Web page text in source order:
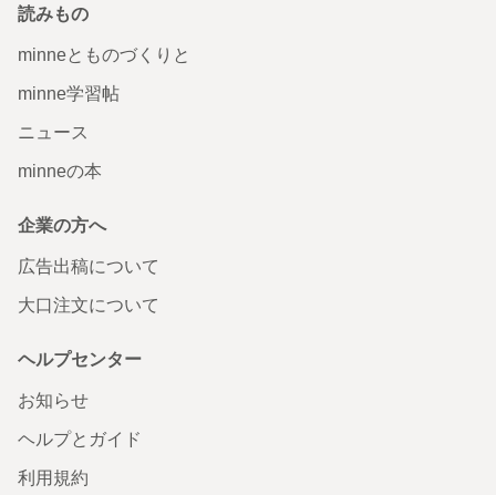
読みもの
minneとものづくりと
minne学習帖
ニュース
minneの本
企業の方へ
広告出稿について
大口注文について
ヘルプセンター
お知らせ
ヘルプとガイド
利用規約